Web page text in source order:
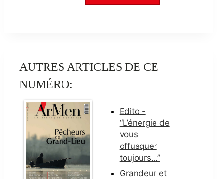
AUTRES ARTICLES DE CE
NUMÉRO:
Edito -
“L’énergie de
vous
offusquer
toujours…”
Grandeur et